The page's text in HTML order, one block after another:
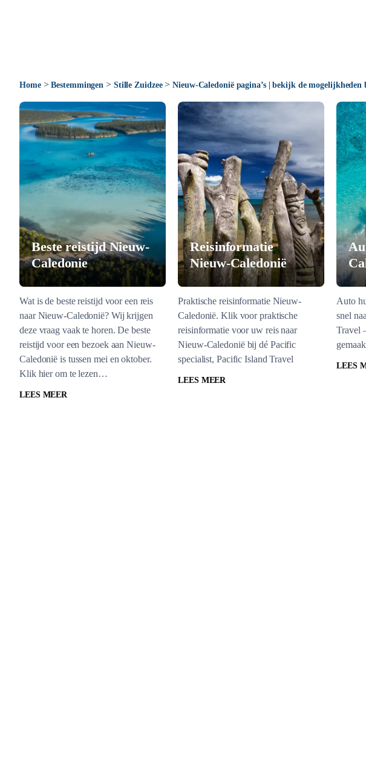
Home>Bestemmingen > Stille Zuidzee>Nieuw-Caledonië pagina’s | bekijk de
Beste reistijd Nieuw-
Caledonie
Wat is de beste reistijd voor een reis
naar Nieuw-Caledonië? Wij krijgen
deze vraag vaak te horen. De beste
reistijd voor een bezoek aan Nieuw-
Caledonië is tussen mei en oktober.
Klik hier om te lezen…
LEES MEER
Reisinformatie
Nieuw-Caledonië
Praktische reisinformatie Nieuw-
Caledonië. Klik voor praktische
reisinformatie voor uw reis naar
Nieuw-Caledonië bij dé Pacific
specialist, Pacific Island Travel
LEES MEER
Auto
snel
Travel
LEES